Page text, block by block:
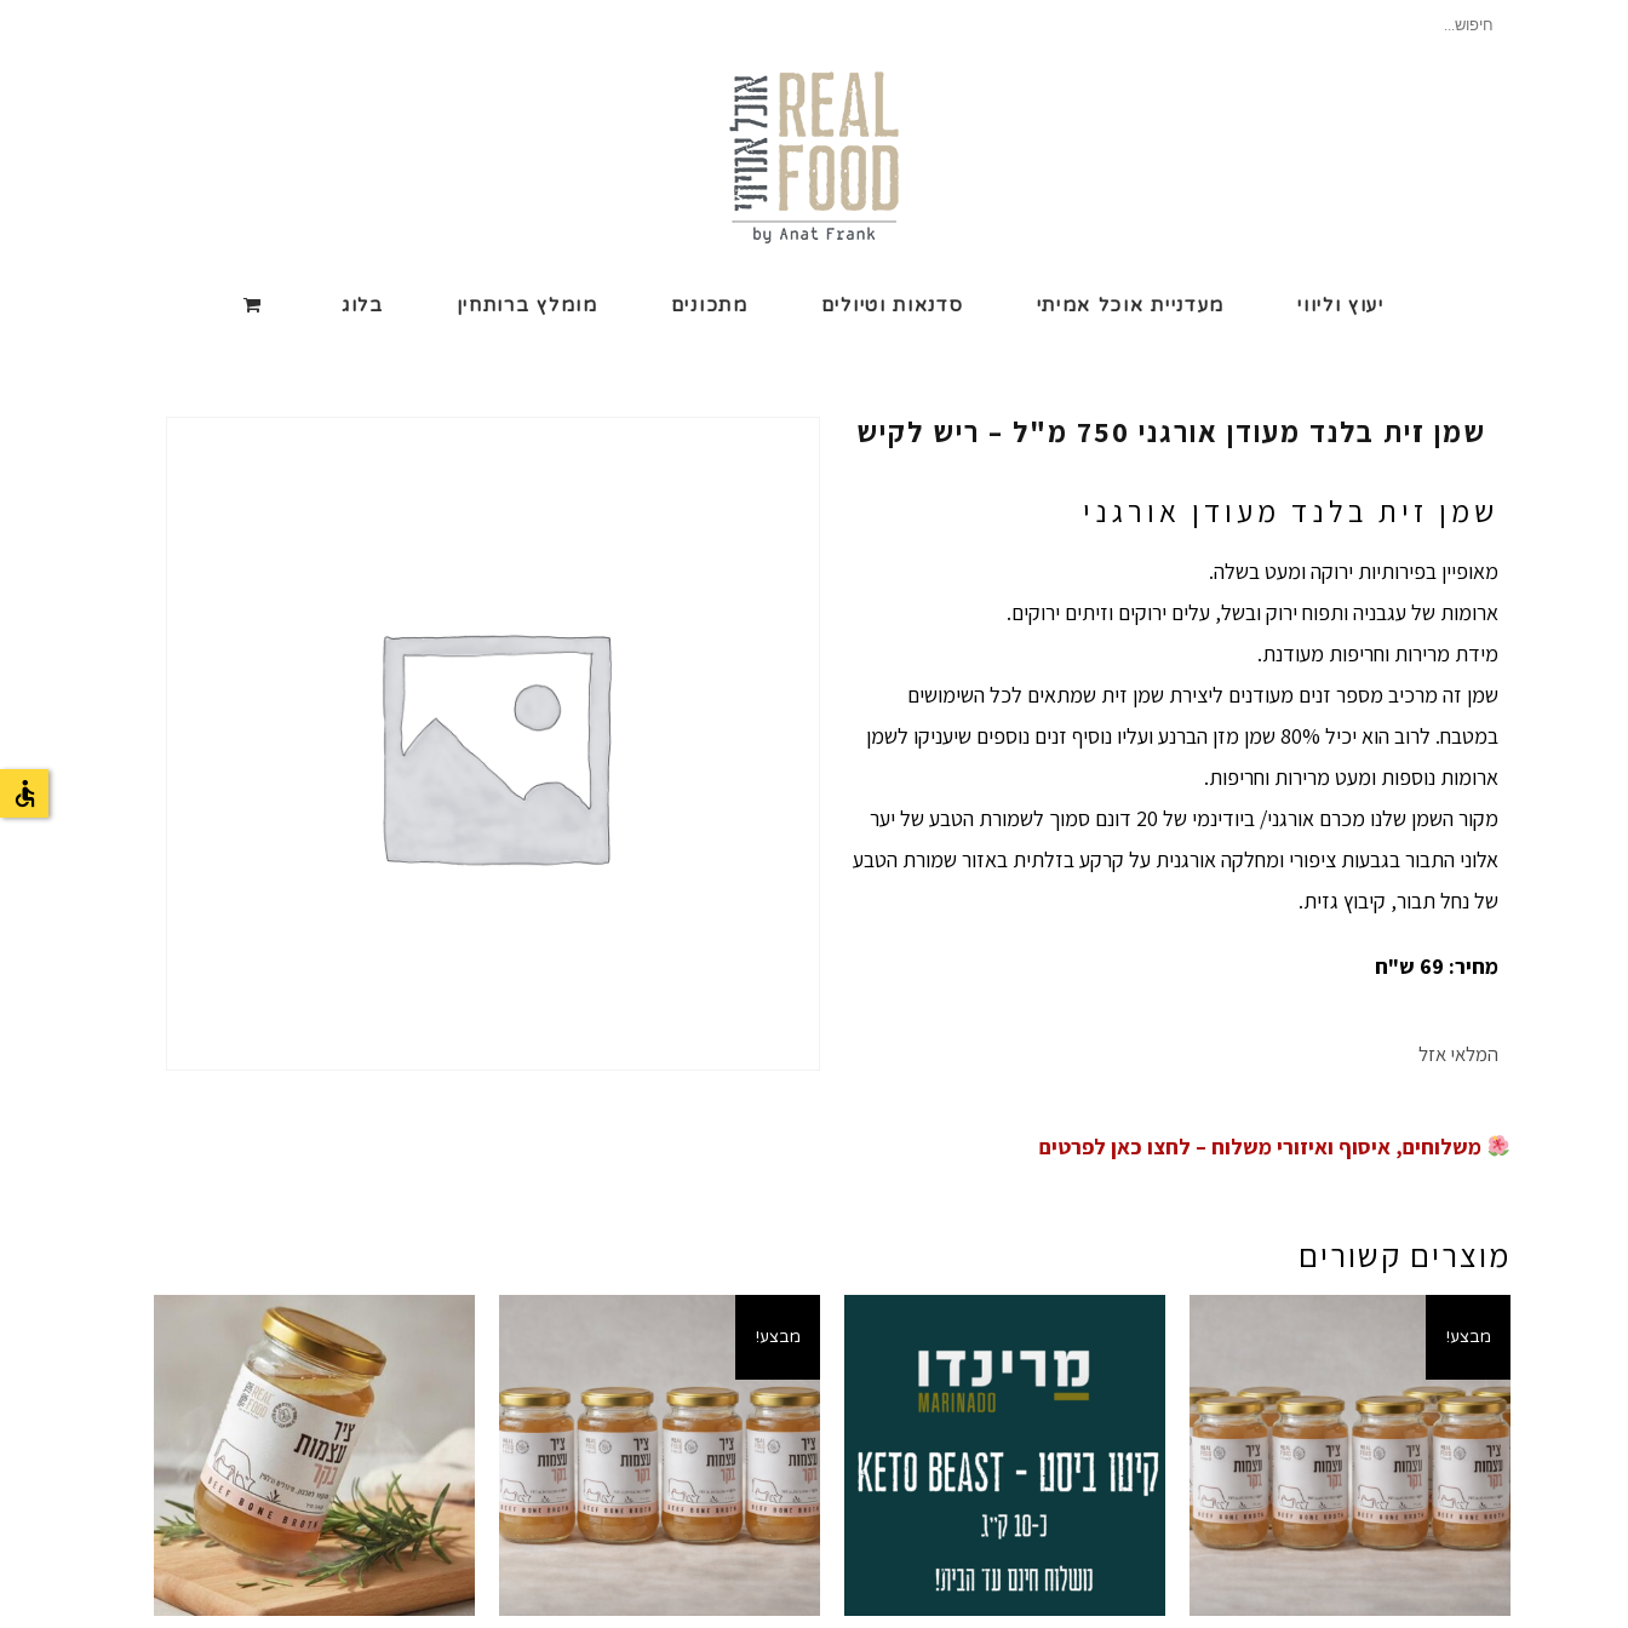
חיפוש
יעוץ וליווי מעדניית אוכל אמיתי סדנאות וטיולים מתכונים מומלץ ברותחין בלוג
שמן זית בלנד מעודן אורגני 750 מ"ל – ריש לקיש
שמן זית בלנד מעודן אורגני
מאופיין בפירותיות ירוקה ומעט בשלה.
ארומות של עגבניה ותפוח ירוק ובשל, עלים ירוקים וזיתים ירוקים.
מידת מרירות וחריפות מעודנת.
שמן זה מרכיב מספר זנים מעודנים ליצירת שמן זית שמתאים לכל השימושים
במטבח. לרוב הוא יכיל 80% שמן מזן הברנע ועליו נוסיף זנים נוספים שיעניקו לשמן
ארומות נוספות ומעט מרירות וחריפות.
מקור השמן שלנו מכרם אורגני/ ביודינמי של 20 דונם סמוך לשמורת הטבע של יער
אלוני התבור בגבעות ציפורי ומחלקה אורגנית על קרקע בזלתית באזור שמורת הטבע
של נחל תבור, קיבוץ גזית.
מחיר: 69 ש"ח
המלאי אזל
משלוחים, איסוף ואיזורי משלוח – לחצו כאן לפרטים
מוצרים קשורים
מבצע! מבצע!